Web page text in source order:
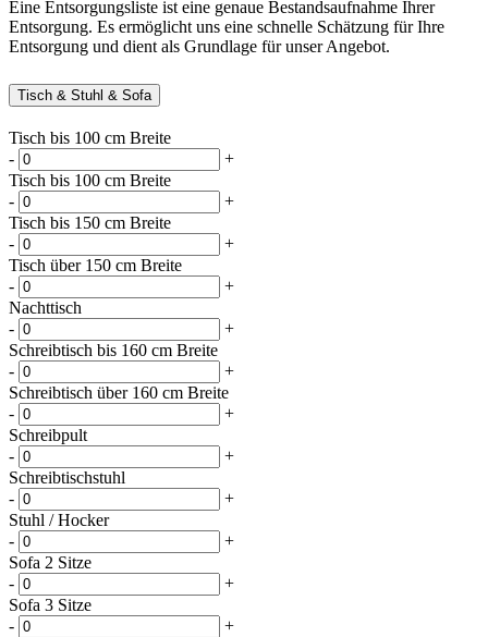
Eine Entsorgungsliste ist eine genaue Bestandsaufnahme Ihrer
Entsorgung. Es ermöglicht uns eine schnelle Schätzung für Ihre
Entsorgung und dient als Grundlage für unser Angebot.
Tisch & Stuhl & Sofa
Tisch bis 100 cm Breite
-
+
Tisch bis 100 cm Breite
-
+
Tisch bis 150 cm Breite
-
+
Tisch über 150 cm Breite
-
+
Nachttisch
-
+
Schreibtisch bis 160 cm Breite
-
+
Schreibtisch über 160 cm Breite
-
+
Schreibpult
-
+
Schreibtischstuhl
-
+
Stuhl / Hocker
-
+
Sofa 2 Sitze
-
+
Sofa 3 Sitze
-
+